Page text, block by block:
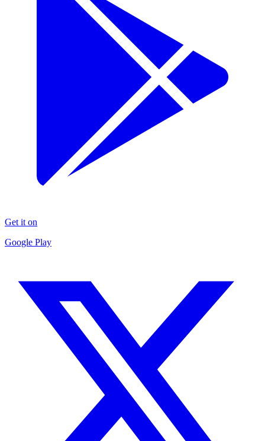
Get it on
Google Play